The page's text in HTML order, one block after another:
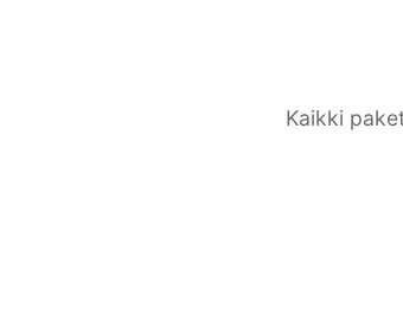
Kaikki